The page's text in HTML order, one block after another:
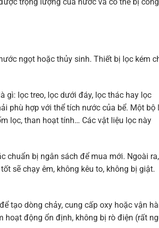
trọng lượng của nước và có thể bị cong
ngọt hoặc thủy sinh. Thiết bị lọc kém
gì: lọc treo, lọc dưới đáy, lọc thác hay lọc
phù hợp với thể tích nước của bể. Một bộ
lọc, than hoạt tính… Các vật liệu lọc này
chuẩn bị ngân sách để mua mới. Ngoài ra,
sẽ chạy êm, không kêu to, không bị giật.
tạo dòng chảy, cung cấp oxy hoặc vận
hoạt động ổn định, không bị rò điện (rất